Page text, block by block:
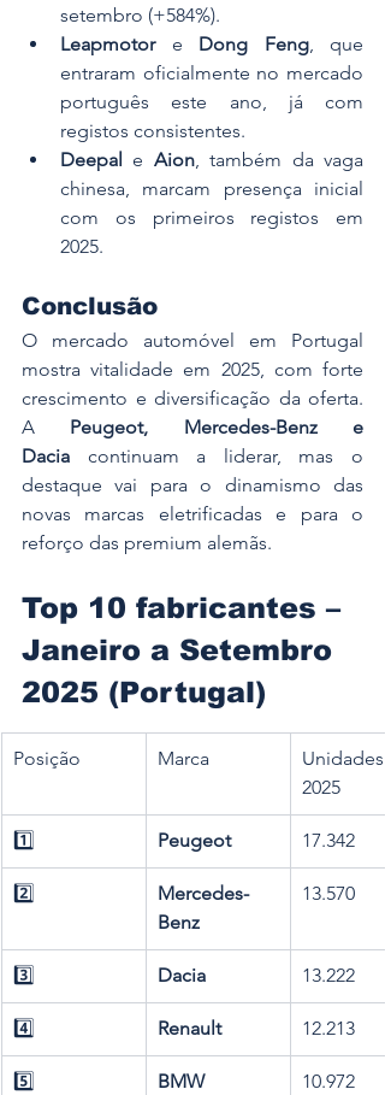
setembro (+584%).
Leapmotor e Dong Feng, que
entraram oficialmente no mercado
português este ano, já com
registos consistentes.
Deepal
e Aion, também da vaga
chinesa, marcam presença inicial
com os primeiros registos em
2025.
Conclusão
O mercado automóvel em Portugal
mostra vitalidade em 2025, com forte
crescimento e diversificação da oferta.
A Peugeot, Mercedes-Benz e
Dacia continuam a liderar, mas o
destaque vai para o dinamismo das
novas marcas eletrificadas e para o
reforço das premium alemãs.
Top 10 fabricantes –
Janeiro a Setembro
2025 (Portugal)
Posição Marca
Unidades
2025
1️⃣ Peugeot 17.342
2️⃣
Mercedes-
Benz
13.570
3️⃣ Dacia 13.222
4️⃣ Renault 12.213
5️⃣ BMW 10.972